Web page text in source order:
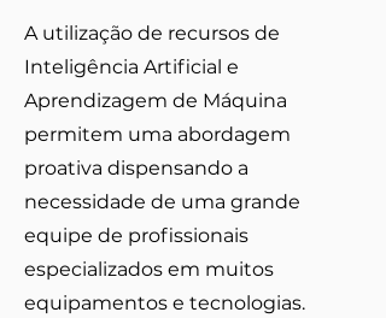
A utilização de recursos de
Inteligência Artificial e
Aprendizagem de Máquina
permitem uma abordagem
proativa dispensando a
necessidade de uma grande
equipe de profissionais
especializados em muitos
equipamentos e tecnologias.